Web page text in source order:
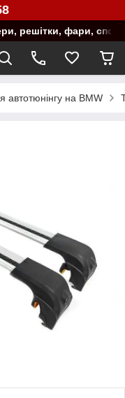
решітки, фари,
автотюнінгу на BMW